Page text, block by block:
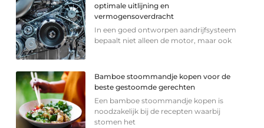
optimale uitlijning en
vermogensoverdracht
In een goed ontworpen aandrijfsysteem
bepaalt niet alleen de motor, maar ook
Bamboe stoommandje kopen voor de
beste gestoomde gerechten
Een bamboe stoommandje kopen is
noodzakelijk bij de recepten waarbij
stomen het